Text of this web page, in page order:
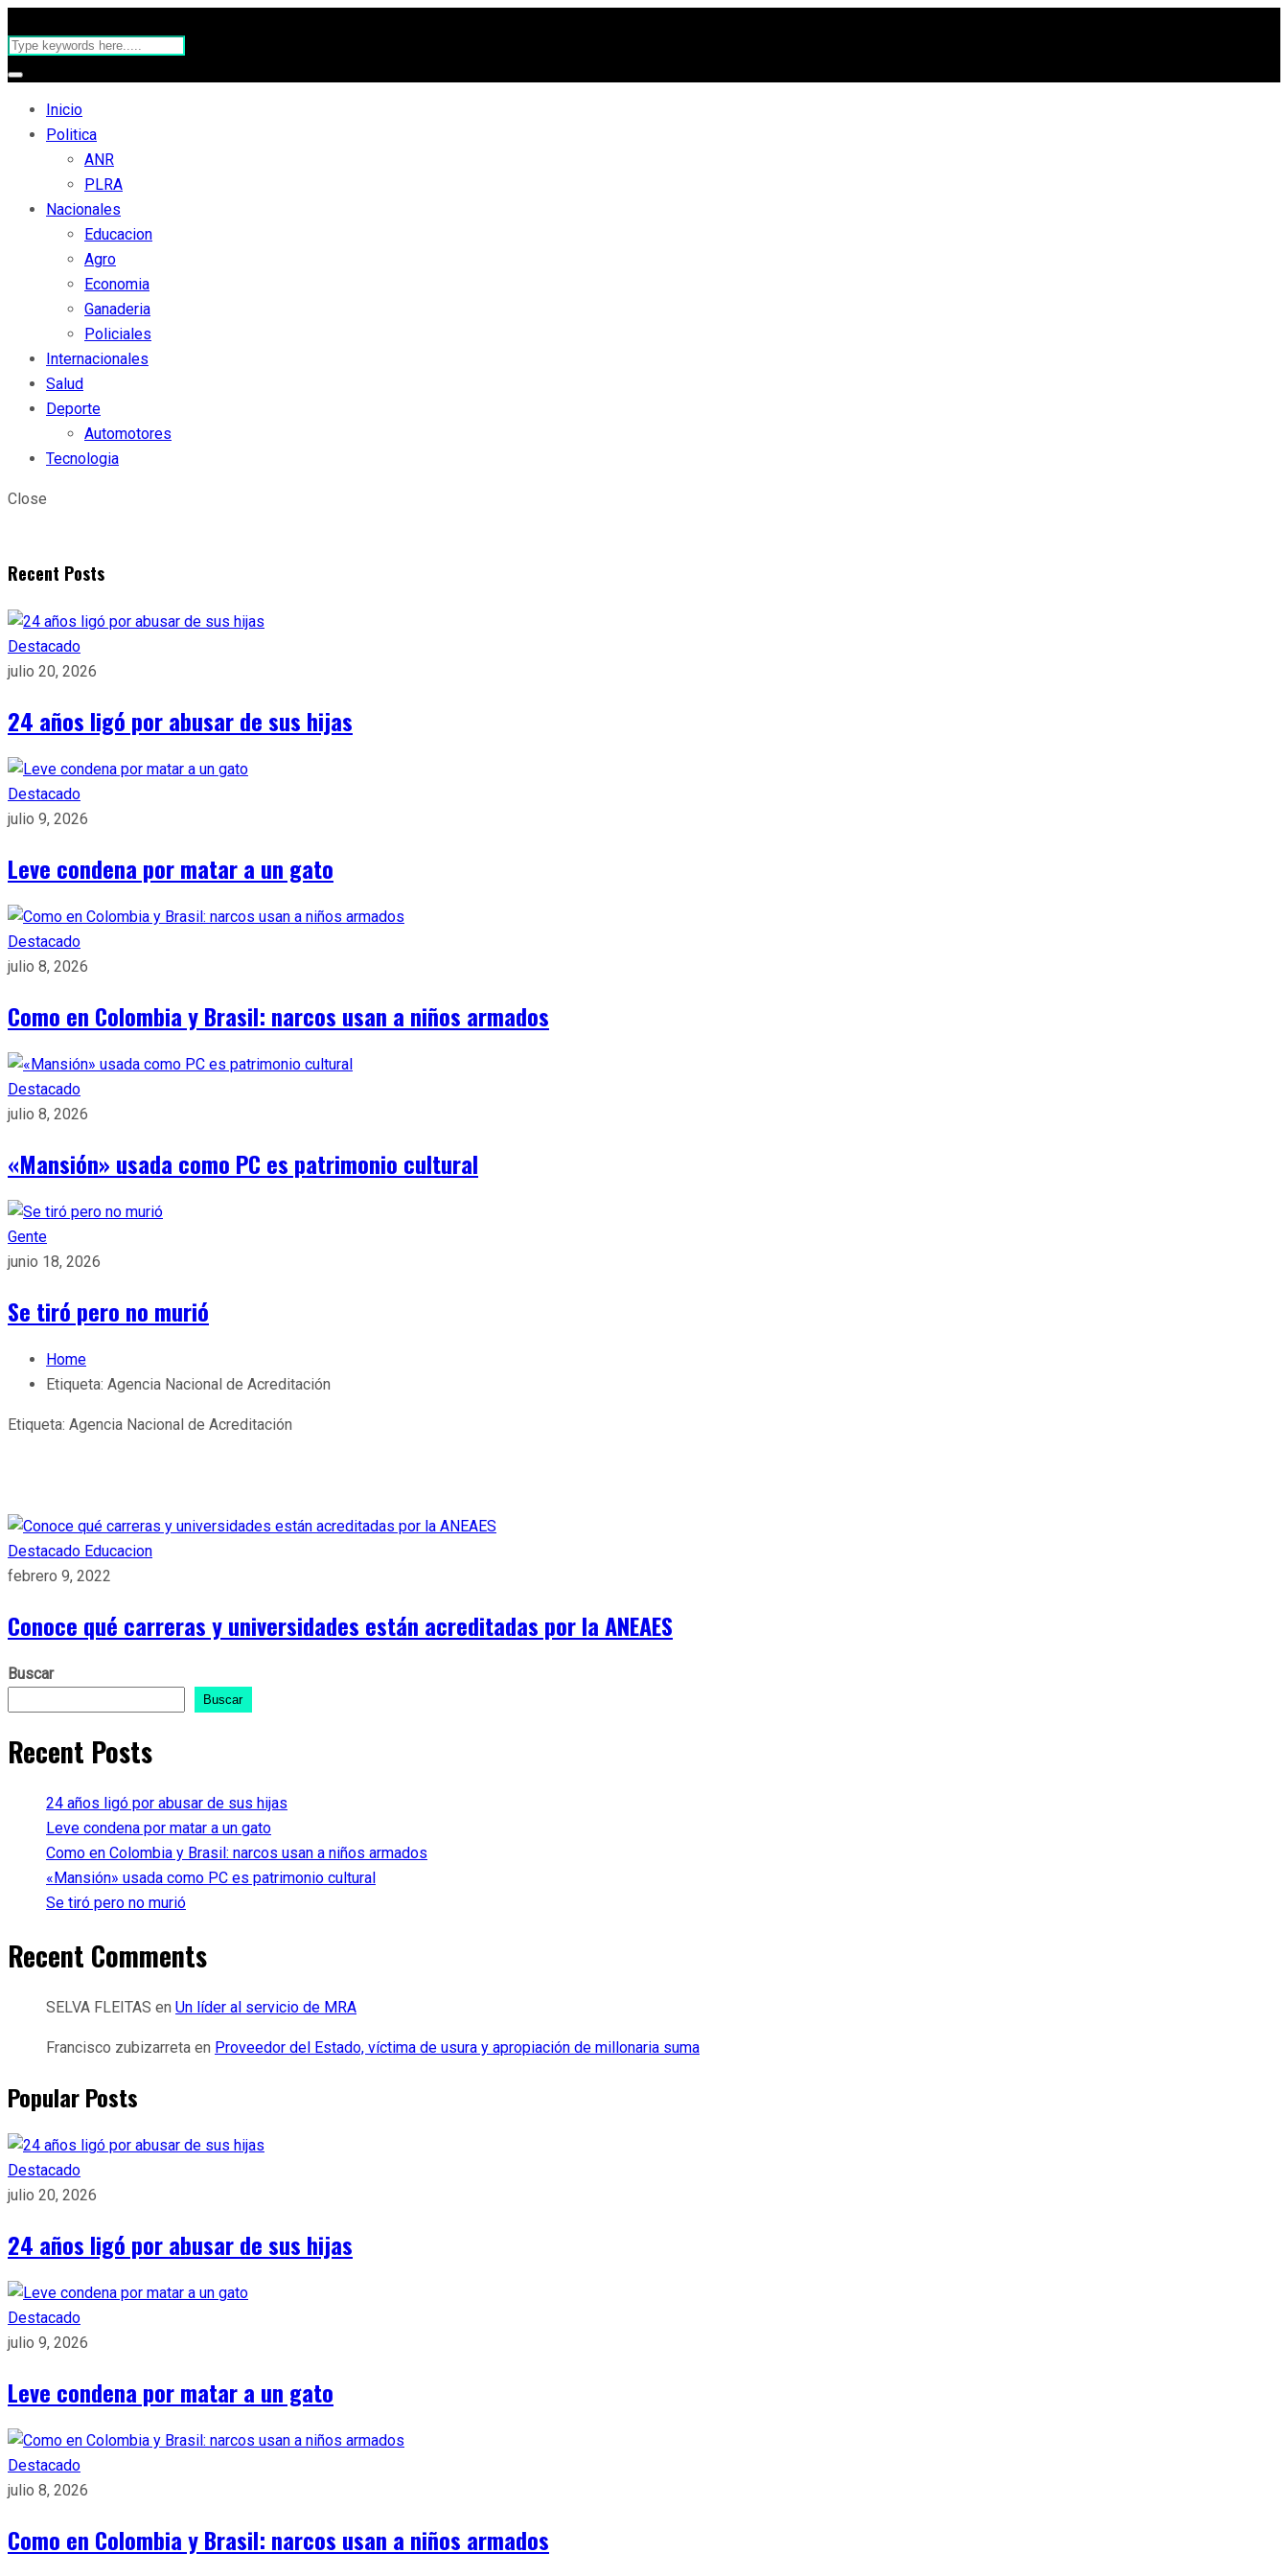
Inicio
Politica
ANR
PLRA
Nacionales
Educacion
Agro
Economia
Ganaderia
Policiales
Internacionales
Salud
Deporte
Automotores
Tecnologia
Close
Recent Posts
Destacado
julio 20, 2026
24 años ligó por abusar de sus hijas
Destacado
julio 9, 2026
Leve condena por matar a un gato
Destacado
julio 8, 2026
Como en Colombia y Brasil: narcos usan a niños armados
Destacado
julio 8, 2026
«Mansión» usada como PC es patrimonio cultural
Gente
junio 18, 2026
Se tiró pero no murió
Home
Etiqueta: Agencia Nacional de Acreditación
Etiqueta: Agencia Nacional de Acreditación
Destacado Educacion
febrero 9, 2022
Conoce qué carreras y universidades están acreditadas por la ANEAES
Buscar
Buscar
Recent Posts
24 años ligó por abusar de sus hijas
Leve condena por matar a un gato
Como en Colombia y Brasil: narcos usan a niños armados
«Mansión» usada como PC es patrimonio cultural
Se tiró pero no murió
Recent Comments
SELVA FLEITAS en Un líder al servicio de MRA
Francisco zubizarreta en Proveedor del Estado, víctima de usura y apropiación de millonaria suma
Popular Posts
Destacado
julio 20, 2026
24 años ligó por abusar de sus hijas
Destacado
julio 9, 2026
Leve condena por matar a un gato
Destacado
julio 8, 2026
Como en Colombia y Brasil: narcos usan a niños armados